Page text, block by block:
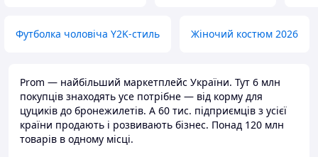
Футболка чоловіча Y2K-стиль Жіночий костюм 2026
Prom — найбільший маркетплейс України. Тут 6 млн
покупців знаходять усе потрібне — від корму для
цуциків до бронежилетів. А 60 тис. підприємців з усієї
країни продають і розвивають бізнес. Понад 120 млн
товарів в одному місці.